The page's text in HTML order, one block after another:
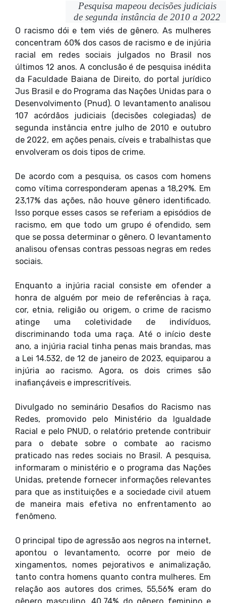
Pesquisa mapeou decisões judiciais
de segunda instância de 2010 a 2022
O racismo dói e tem viés de gênero. As mulheres
concentram 60% dos casos de racismo e de injúria
racial em redes sociais julgados no Brasil nos
últimos 12 anos. A conclusão é de pesquisa inédita
da Faculdade Baiana de Direito, do portal jurídico
Jus Brasil e do Programa das Nações Unidas para o
Desenvolvimento (Pnud). O levantamento analisou
107 acórdãos judiciais (decisões colegiadas) de
segunda instância entre julho de 2010 e outubro
de 2022, em ações penais, cíveis e trabalhistas que
envolveram os dois tipos de crime.
De acordo com a pesquisa, os casos com homens
como vítima corresponderam apenas a 18,29%. Em
23,17% das ações, não houve gênero identificado.
Isso porque esses casos se referiam a episódios de
racismo, em que todo um grupo é ofendido, sem
que se possa determinar o gênero. O levantamento
analisou ofensas contras pessoas negras em redes
sociais.
Enquanto a injúria racial consiste em ofender a
honra de alguém por meio de referências à raça,
cor, etnia, religião ou origem, o crime de racismo
atinge uma coletividade de indivíduos,
discriminando toda uma raça. Até o início deste
ano, a injúria racial tinha penas mais brandas, mas
a Lei 14.532, de 12 de janeiro de 2023, equiparou a
injúria ao racismo. Agora, os dois crimes são
inafiançáveis e imprescritíveis.
Divulgado no seminário Desafios do Racismo nas
Redes, promovido pelo Ministério da Igualdade
Racial e pelo PNUD, o relatório pretende contribuir
para o debate sobre o combate ao racismo
praticado nas redes sociais no Brasil. A pesquisa,
informaram o ministério e o programa das Nações
Unidas, pretende fornecer informações relevantes
para que as instituições e a sociedade civil atuem
de maneira mais efetiva no enfrentamento ao
fenômeno.
O principal tipo de agressão aos negros na internet,
apontou o levantamento, ocorre por meio de
xingamentos, nomes pejorativos e animalização,
tanto contra homens quanto contra mulheres. Em
relação aos autores dos crimes, 55,56% eram do